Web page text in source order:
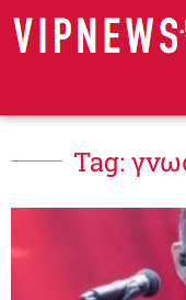
Tag: